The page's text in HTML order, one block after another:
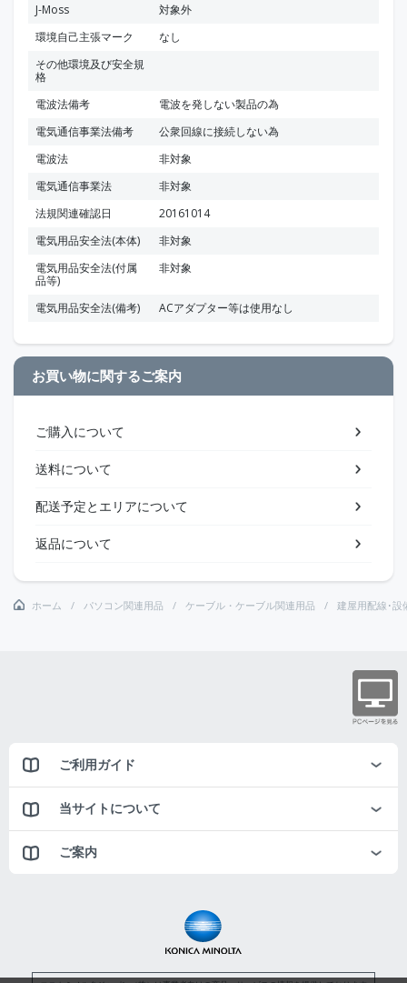
J-Moss
対象外
環境自己主張マーク
なし
その他環境及び安全規
格
電波法備考
電波を発しない製品の為
電気通信事業法備考
公衆回線に接続しない為
電波法
非対象
電気通信事業法
非対象
法規関連確認日
20161014
電気用品安全法(本体)
非対象
電気用品安全法(付属
品等)
非対象
電気用品安全法(備考) ACアダプター等は使用なし
お買い物に関するご案内
ご購入について
送料について
配送予定とエリアについて
返品について
ホーム パソコン関連用品 ケーブル・ケーブル関連用品 建屋用配線･設
ご利用ガイド
当サイトについて
ご案内